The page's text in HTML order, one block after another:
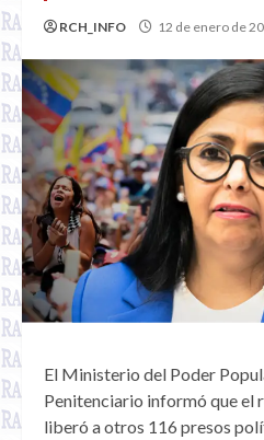
RCH_INFO 12 de enero de
El Ministerio del Poder
Penitenciario informó que el
liberó a otros 116 presos